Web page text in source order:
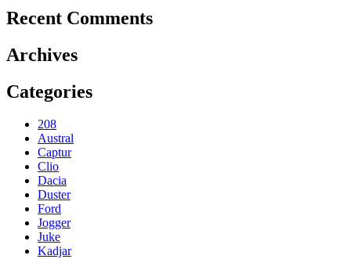
Recent Comments
Archives
Categories
208
Austral
Captur
Clio
Dacia
Duster
Ford
Jogger
Juke
Kadjar